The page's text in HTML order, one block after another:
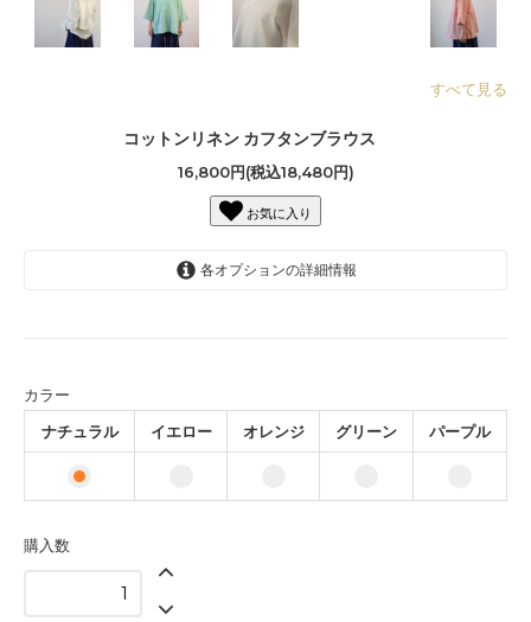
すべて見る
コットンリネン カフタンブラウス
16,800円(税込18,480円)
お気に入り
各オプションの詳細情報
グリーン
カラー
ナチュラル
イエロー オレンジ グリーン パープル
購入数